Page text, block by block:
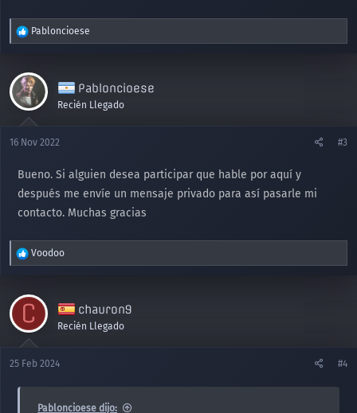
R
e
c
c
i
o
e
:
Pabloncioese
Pabloncioese
Recién Llegado
16 Nov 2022 #3
Bueno. Si alguien desea participar que hable por aquí y
después me envíe un mensaje privado para así pasarle mi
contacto. Muchas gracias
R
e
c
c
i
o
e
Voodoo
C chauron9
Recién Llegado
25 Feb 2024 #4
Pabloncioese dijo: